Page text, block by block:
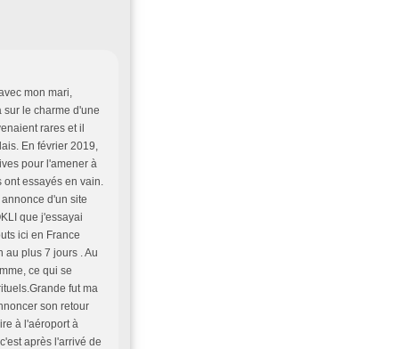
mon mari,
le charme d'une
rares et il
En février 2019,
pour l'amener à
essayés en vain.
d'un site
que j'essayai
ici en France
au plus 7 jours . Au
ce qui se
fut ma
son retour
à l'aéroport à
après l'arrivé de